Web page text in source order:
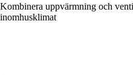
Kombinera uppvärmning och
inomhusklimat